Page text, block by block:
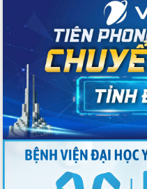
Chuyển đổi số thư viện: Mở rộng
không gian tri thức trong thời đại số
Đánh giá, rút kinh nghiệm công tác tổ
chức diễn tập trước ngày bầu cử
Chương trình “Gặp gỡ hữu nghị –
Friendship Meeting New Year 2026”
Bầu cử Quốc hội và HĐND: Cử tri Đắk
Lắk gửi gắm niềm tin, kỳ vọng vào lá
phiếu
Đắk Lắk sẵn sàng các điều kiện cho
Ngày hội bầu cử đại biểu Quốc hội
khóa XVI và HĐND các cấp nhiệm kỳ